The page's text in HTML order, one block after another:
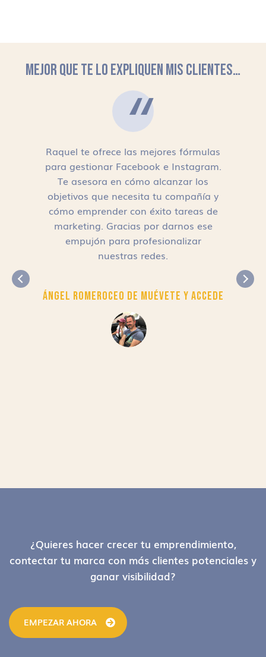
MEJOR QUE TE LO EXPLIQUEN MIS CLIENTES…
Raquel te ofrece las mejores fórmulas
para gestionar Facebook e Instagram.
Te asesora en cómo alcanzar los
objetivos que necesita tu compañía y
cómo emprender con éxito tareas de
marketing. Gracias por darnos ese
empujón para profesionalizar
nuestras redes.
Ángel RomeroCEO de Muévete y Accede
Footer¿Quieres hacer crecer tu emprendimiento,
contectar tu marca con más clientes potenciales y
ganar visibilidad?
EMPEZAR AHORA